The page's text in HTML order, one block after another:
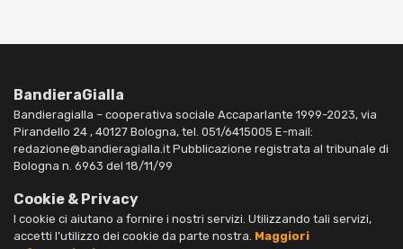
BandieraGialla
Bandieragialla – cooperativa sociale Accaparlante 1999-2023, via
Pirandello 24 , 40127 Bologna, tel. 051/6415005 E-mail:
redazione@bandieragialla.it Pubblicazione registrata al tribunale di
Bologna n. 6963 del 18/11/99
Cookie & Privacy
I cookie ci aiutano a fornire i nostri servizi. Utilizzando tali servizi,
accetti l’utilizzo dei cookie da parte nostra. Maggiori